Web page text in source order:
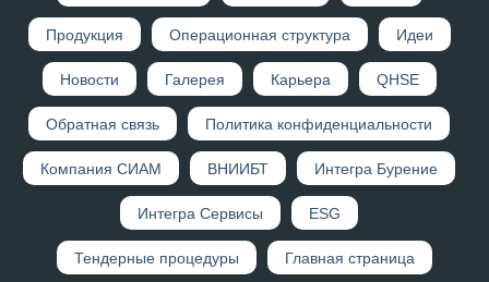
Продукция Операционная структура Идеи
Новости Галерея Карьера QHSE
Обратная связь Политика конфиденциальности
Компания СИАМ ВНИИБТ Интегра Бурение
Интегра Сервисы ESG
Тендерные процедуры Главная страница